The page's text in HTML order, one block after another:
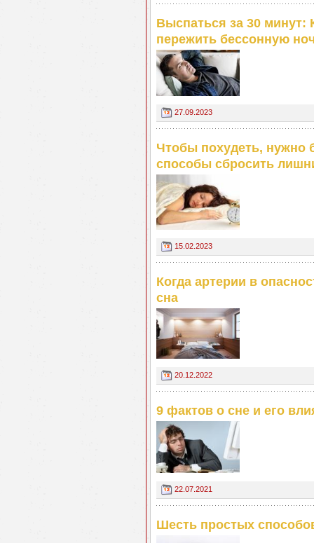
Выспаться за 30 минут:
пережить бессонную
27.09.2023
Чтобы похудеть, нужно
способы сбросить
15.02.2023
Когда артерии в
сна
20.12.2022
9 фактов о сне и его
22.07.2021
Шесть простых